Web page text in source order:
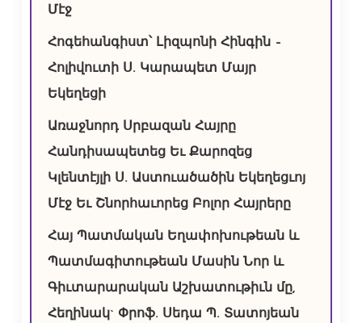
Մէջ
Հոգեհանգիստ՝ Լիզպոնի Հինգին –
Հոլիվուտի Ս. Կարապետ Մայր
Եկեղեցի
Առաջնորդ Սրբազան Հայրը
Հանդիսապետեց Եւ Քարոզեց
Կլենտէյլի Ս. Աստուածածին Եկեղեցւոյ
Մէջ Եւ Շնորհաւորեց Բոլոր Հայրերը
Հայ Պատմական Եղափոխութեան և
Պատմագիտութեան Մասին Նոր և
Գիւտարարական Աշխատութիւն մը,
Հեղինակ` Փրոֆ. Սեդա Պ. Տատոյեան